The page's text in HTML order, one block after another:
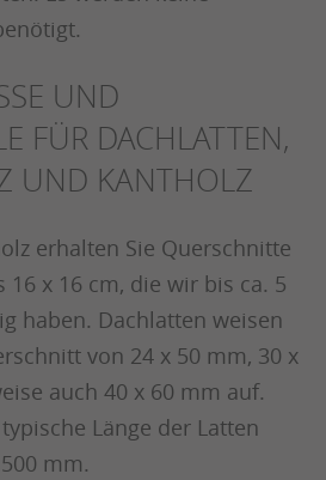
UND Z
DACHLATTEN, S
UND KANTHOLZ
erhalten Sie Querschnitte
16 x 16 cm, die wir bis ca. 5
haben. Dachlatten weisen
von 24 x 50 mm, 30 x
auch 40 x 60 mm auf.
Länge der Latten
mm.